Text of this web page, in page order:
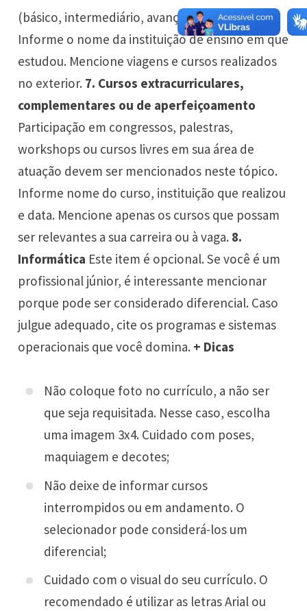
(básico, intermediário, avançado, fluente).
Informe o nome da instituição de ensino em que
estudou. Mencione viagens e cursos realizados
no exterior. 7. Cursos extracurriculares,
complementares ou de aperfeiçoamento
Participação em congressos, palestras,
workshops ou cursos livres em sua área de
atuação devem ser mencionados neste tópico.
Informe nome do curso, instituição que realizou
e data. Mencione apenas os cursos que possam
ser relevantes a sua carreira ou à vaga. 8.
Informática Este item é opcional. Se você é um
profissional júnior, é interessante mencionar
porque pode ser considerado diferencial. Caso
julgue adequado, cite os programas e sistemas
operacionais que você domina. + Dicas
Não coloque foto no currículo, a não ser
que seja requisitada. Nesse caso, escolha
uma imagem 3x4. Cuidado com poses,
maquiagem e decotes;
Não deixe de informar cursos
interrompidos ou em andamento. O
selecionador pode considerá-los um
diferencial;
Cuidado com o visual do seu currículo. O
recomendado é utilizar as letras Arial ou